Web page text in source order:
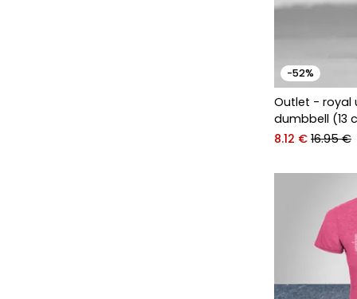
-52%
Outlet - royal
dumbbell (13
8.12 € 16.95 €